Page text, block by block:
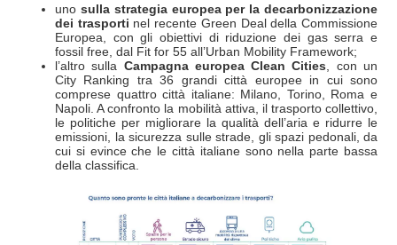
uno sulla strategia europea per la decarbonizzazione
dei trasporti nel recente Green Deal della Commissione
Europea, con gli obiettivi di riduzione dei gas serra e
fossil free, dal Fit for 55 all’Urban Mobility Framework;
l’altro sulla Campagna europea Clean Cities , con un
City Ranking tra 36 grandi città europee in cui sono
comprese quattro città italiane: Milano, Torino, Roma e
Napoli. A confronto la mobilità attiva, il trasporto collettivo,
le politiche per migliorare la qualità dell’aria e ridurre le
emissioni, la sicurezza sulle strade, gli spazi pedonali, da
cui si evince che le città italiane sono nella parte bassa
della classifica.